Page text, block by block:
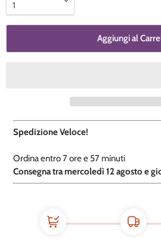
Aggiungi al
Spedizione Veloce!
Ordina entro7 ore e 57 minuti
​Consegna tra mercoledì 12 agosto e